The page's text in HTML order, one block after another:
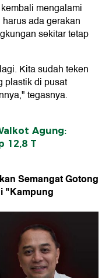
mengalami
ada gerakan
sekitar tetap
Kita sudah teken
plastik di pusat
tegasnya.
Agung:
12,8 T
Semangat Gotong
"Kampung